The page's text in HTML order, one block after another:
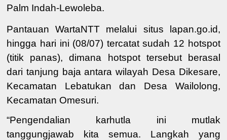
Palm Indah-Lewoleba.
Pantauan WartaNTT melalui situs lapan.go.id,
hingga hari ini (08/07) tercatat sudah 12 hotspot
(titik panas), dimana hotspot tersebut berasal
dari tanjung baja antara wilayah Desa Dikesare,
Kecamatan Lebatukan dan Desa Wailolong,
Kecamatan Omesuri.
“Pengendalian karhutla ini mutlak
tanggungjawab kita semua. Langkah yang